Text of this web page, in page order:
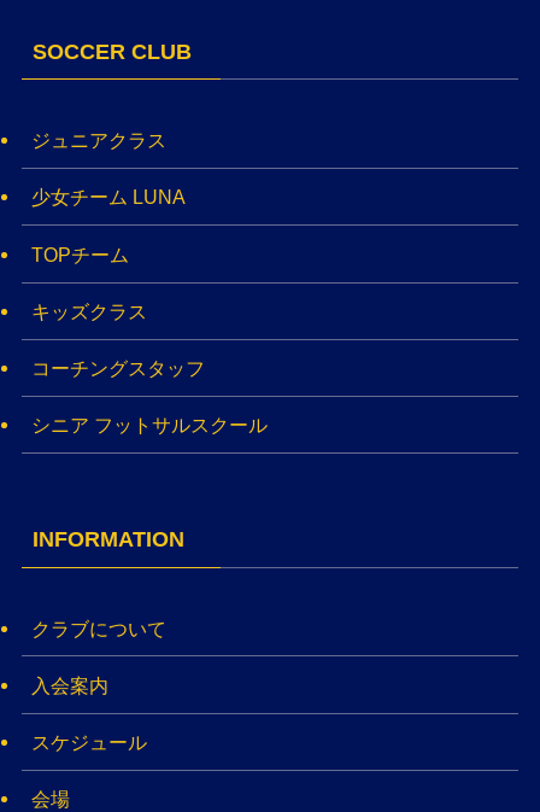
SOCCER CLUB
ジュニアクラス
少女チーム LUNA
TOPチーム
キッズクラス
コーチングスタッフ
シニア フットサルスクール
INFORMATION
クラブについて
入会案内
スケジュール
会場